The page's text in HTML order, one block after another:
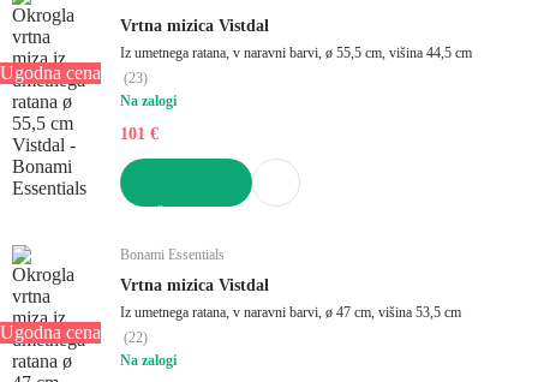
Ugodna cena
Vrtna mizica Vistdal
Iz umetnega ratana, v naravni barvi, ø 55,5 cm, višina 44,5 cm
(23)
Na zalogi
101 €
Ugodna cena
Bonami Essentials
Vrtna mizica Vistdal
Iz umetnega ratana, v naravni barvi, ø 47 cm, višina 53,5 cm
(22)
Na zalogi